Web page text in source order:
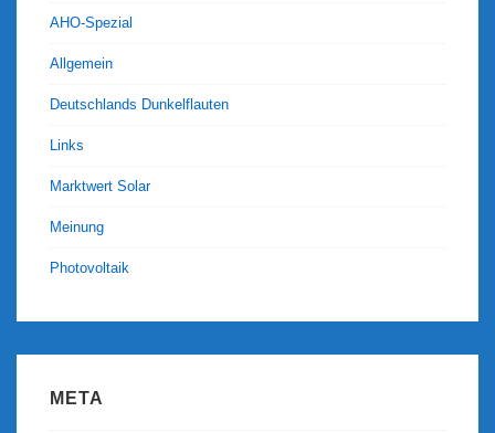
AHO-Spezial
Allgemein
Deutschlands Dunkelflauten
Links
Marktwert Solar
Meinung
Photovoltaik
META